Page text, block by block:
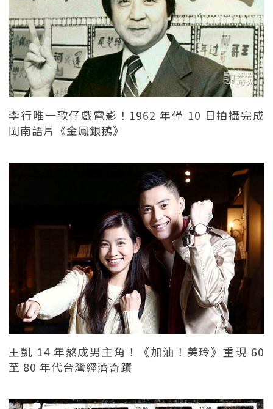
李行唯一歌仔戲電影！1962 年僅 10 日拍攝完成
閩南語片《金鳳銀鵝》
王凱 14 年熬成男主角！《加油！美玲》重現 60
至 80 年代台灣經濟奇蹟